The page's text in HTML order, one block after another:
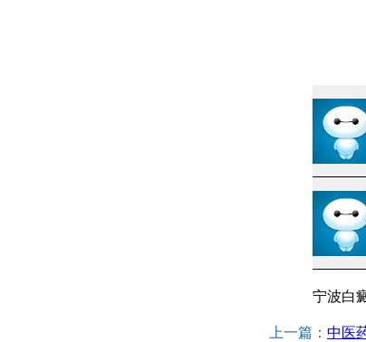
宁波白
上一篇： 中医